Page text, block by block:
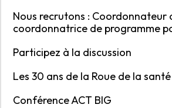
Nous recrutons : Coordonnateur
coordonnatrice de programme
Participez à la discussion
Les 30 ans de la Roue de la santé
Conférence ACT BIG